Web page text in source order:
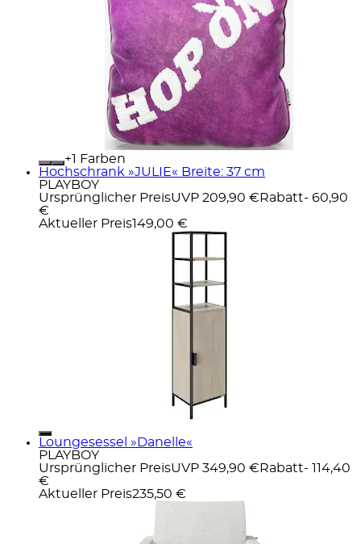
+
Farben
Hochschrank »JULIE« Breite: 37 cm
PLAYBOY
Ursprünglicher PreisUVP 209,90 € Rabatt- 60,90
€
Aktueller Preis149,00 €
Loungesessel »Danelle«
PLAYBOY
Ursprünglicher PreisUVP 349,90 € Rabatt- 114,40
€
Aktueller Preis235,50 €